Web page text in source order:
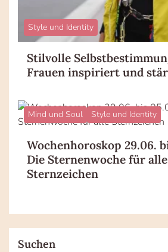
Style und Identity
Stilvolle
Frauen inspiriert und
Mind und Soul Style und Identity
Wochenhoroskop 29.06.
Die Sternenwoche für alle
Sternzeichen
Suchen